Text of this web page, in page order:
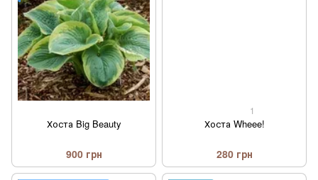
Хоста Big Beauty
900 грн
1
Хоста Wheee!
280 грн